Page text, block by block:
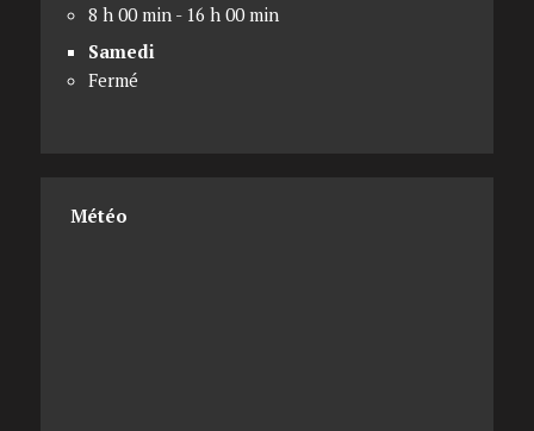
8 h 00 min - 16 h 00 min
Samedi
Fermé
Météo